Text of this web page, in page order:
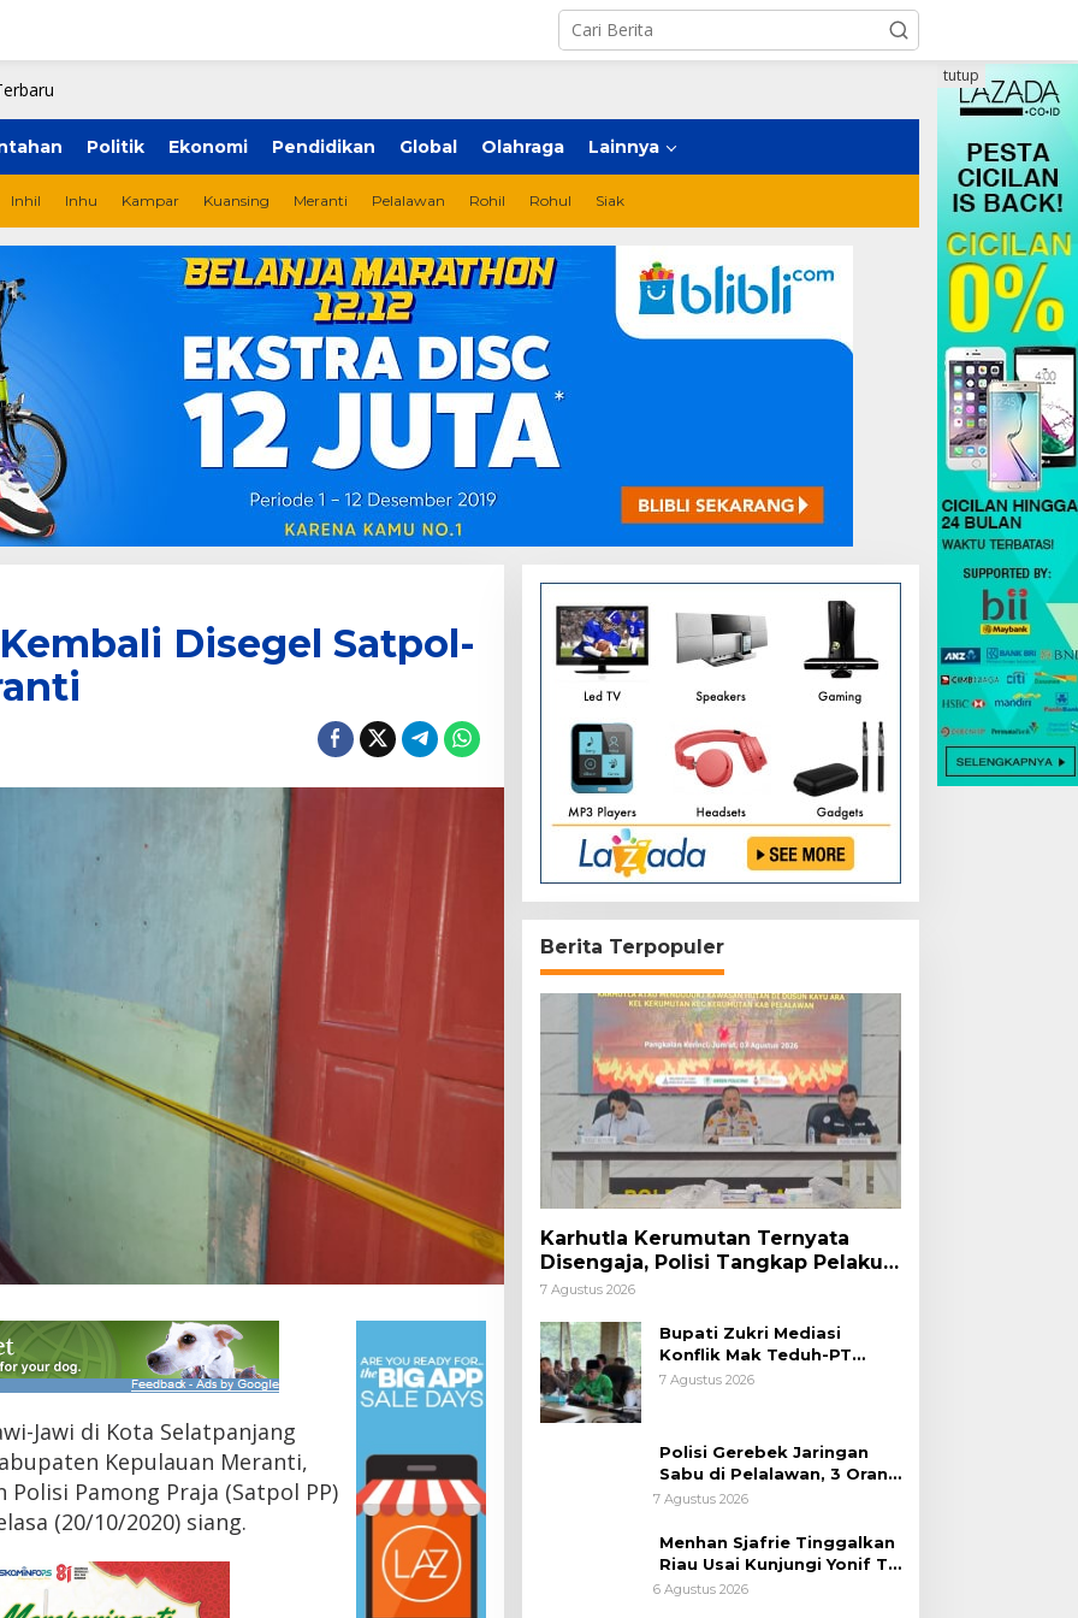
Politik Ekonomi Pendidikan Global Olahraga Lainnya
Inhil Inhu Kampar Kuansing Meranti Pelalawan Rohil Rohul Siak
tutup
Disegel Satpol-
Jawi di Kota Selatpanjang
Kepulauan Meranti,
Pamong Praja (Satpol PP)
(20/10/2020) siang.
Berita Terpopuler
Karhutla Kerumutan Ternyata
Disengaja, Polisi Tangkap Pelaku
Pembakar Lahan
7 Agustus 2026
Bupati Zukri Mediasi
Konflik Mak Teduh-PT
Arara Abadi, Ini Hasilnya
7 Agustus 2026
Polisi Gerebek Jaringan
Sabu di Pelalawan, 3 Orang
Ditangkap
7 Agustus 2026
Menhan Sjafrie Tinggalkan
Riau Usai Kunjungi Yonif TP
di Wilayah Kodam
6 Agustus 2026